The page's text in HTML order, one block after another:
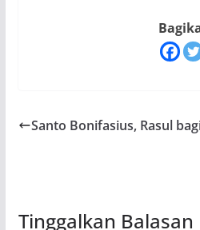
Santo Bonifasius, Rasul
Tinggalkan Balasan